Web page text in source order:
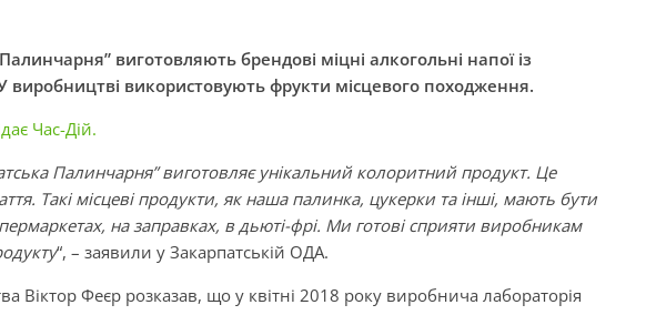
виготовляють брендові міцні алкогольні напої із
виробництві використовують фрукти місцевого походження.
Час-Дій.
Палинчарня” виготовляє унікальний колоритний продукт. Це
Такі місцеві продукти, як наша палинка, цукерки та інші, мають бути
на заправках, в дьюті-фрі. Ми готові сприяти виробникам
“, – заявили у Закарпатській ОДА.
Віктор Феєр розказав, що у квітні 2018 року виробнича лабораторія